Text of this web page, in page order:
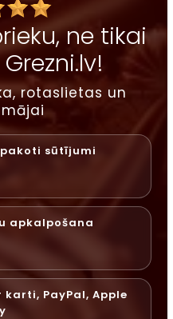
ne tikai
rotaslietas un
sūtījumi
apkalpošana
PayPal, Apple